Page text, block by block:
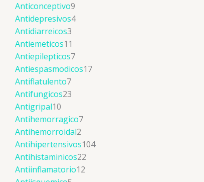
Anticonceptivo9
Antidepresivos4
Antidiarreicos3
Antiemeticos11
Antiepilepticos7
Antiespasmodicos17
Antiflatulento7
Antifungicos23
Antigripal10
Antihemorragico7
Antihemorroidal2
Antihipertensivos104
Antihistaminicos22
Antiinflamatorio12